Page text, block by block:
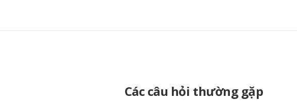
Các câu hỏi thường gặp